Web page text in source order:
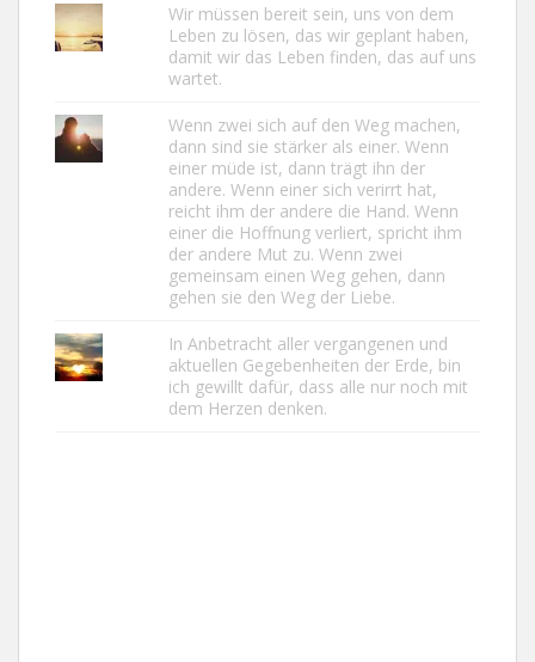
Wir müssen bereit sein, uns von dem
Leben zu lösen, das wir geplant haben,
damit wir das Leben finden, das auf uns
wartet.
Wenn zwei sich auf den Weg machen,
dann sind sie stärker als einer. Wenn
einer müde ist, dann trägt ihn der
andere. Wenn einer sich verirrt hat,
reicht ihm der andere die Hand. Wenn
einer die Hoffnung verliert, spricht ihm
der andere Mut zu. Wenn zwei
gemeinsam einen Weg gehen, dann
gehen sie den Weg der Liebe.
In Anbetracht aller vergangenen und
aktuellen Gegebenheiten der Erde, bin
ich gewillt dafür, dass alle nur noch mit
dem Herzen denken.